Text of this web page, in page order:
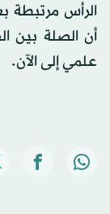
الرأس مرتبطة
أن الصلة بين
علمي إلى الآن.